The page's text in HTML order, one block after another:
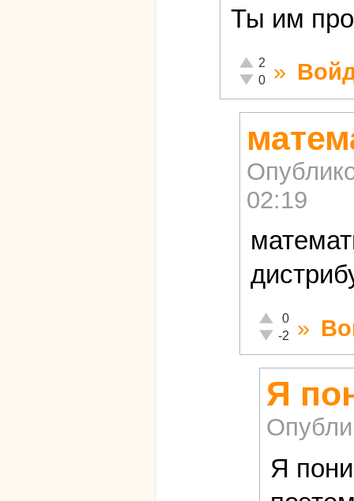
Ты им про
Отлично!
2
Неадекватно!
0 »
02:19
Отлично!
0
Неадекватно!
-2 »
Я
Я